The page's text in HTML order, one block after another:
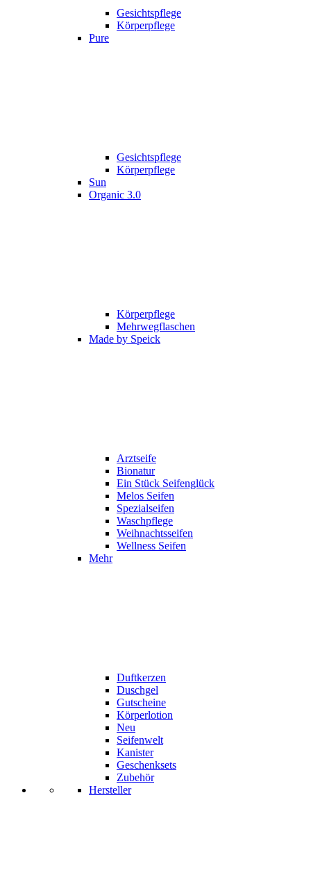
Gesichtspflege
Körperpflege
Pure
Gesichtspflege
Körperpflege
Sun
Organic 3.0
Körperpflege
Mehrwegflaschen
Made by Speick
Arztseife
Bionatur
Ein Stück Seifenglück
Melos Seifen
Spezialseifen
Waschpflege
Weihnachtsseifen
Wellness Seifen
Mehr
Duftkerzen
Duschgel
Gutscheine
Körperlotion
Neu
Seifenwelt
Kanister
Geschenksets
Zubehör
Hersteller